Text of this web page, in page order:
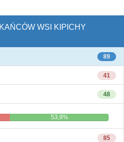
WSI KIPICHY
89
41
48
53,9%
85